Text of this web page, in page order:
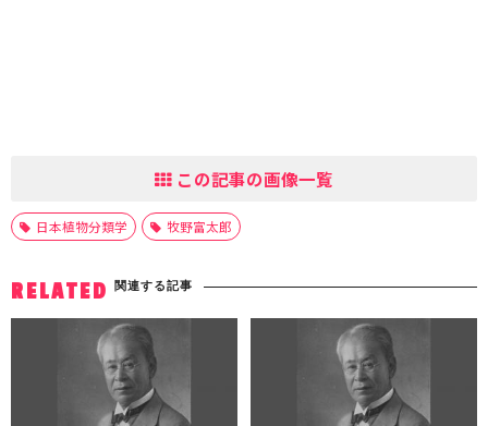
この記事の画像一覧
日本植物分類学 牧野富太郎
RELATED 関連する記事